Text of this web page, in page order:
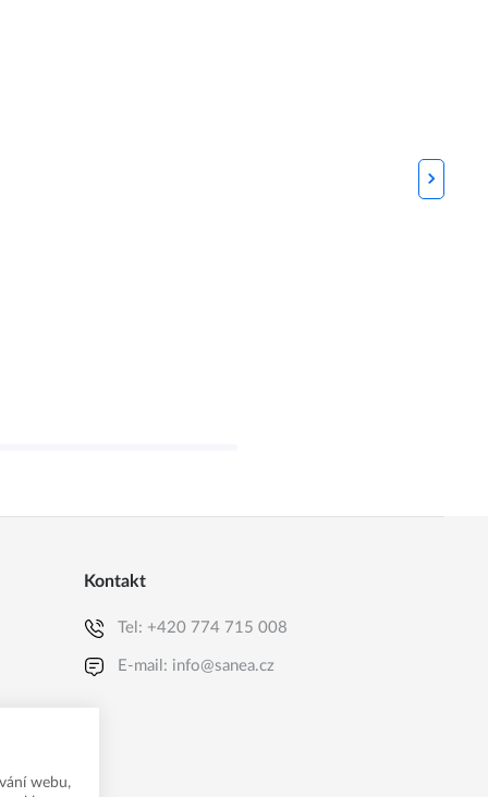
Kontakt
Tel: +420 774 715 008
E-mail: info@sanea.cz
webu,